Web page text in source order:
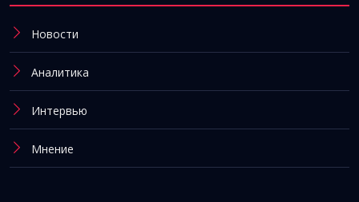
Новости
Аналитика
Интервью
Мнение